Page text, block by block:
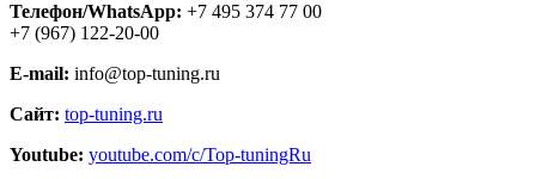
Телефон/WhatsApp: +7 495 374 77 00
+7 (967) 122-20-00
E-mail: info@top-tuning.ru
Сайт: top-tuning.ru
Youtube: youtube.com/c/Top-tuningRu